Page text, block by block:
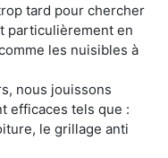
tard pour chercher
particulièrement en
les nuisibles à
nous jouissons
efficaces tels que :
le grillage anti